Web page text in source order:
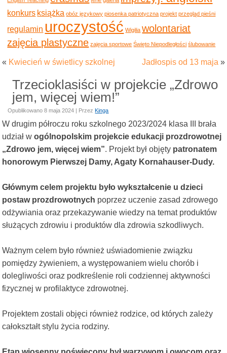
konkurs książka obóz językowy piosenka patriotyczna projekt przegląd pieśni
regulamin uroczystość Wigilia wolontariat
zajęcia plastyczne zajęcia sportowe Święto Niepodległości ślubowanie
« Kwiecień w świetlicy szkolnej Jadłospis od 13 maja »
Trzecioklasiści w projekcie „Zdrowo
jem, więcej wiem!”
Opublikowano 8 maja 2024 | Przez Kinga
W drugim półroczu roku szkolnego 2023/2024 klasa III brała
udział wogólnopolskim projekcie edukacji prozdrowotnej
„Zdrowo jem, więcej wiem”. Projekt był objęty patronatem
honorowym Pierwszej Damy, Agaty Kornahauser-Dudy.
Głównym celem projektu było wykształcenie u dzieci
postaw prozdrowotnych poprzez uczenie zasad zdrowego
odżywiania oraz przekazywanie wiedzy na temat produktów
służących zdrowiu i produktów dla zdrowia szkodliwych.
Ważnym celem było również uświadomienie związku
pomiędzy żywieniem, a występowaniem wielu chorób i
dolegliwości oraz podkreślenie roli codziennej aktywności
fizycznej w profilaktyce zdrowotnej.
Projektem zostali objęci również rodzice, od których zależy
całokształt stylu życia rodziny.